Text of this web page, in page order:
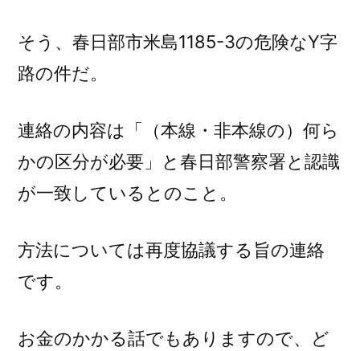
そう、春日部市米島1185-3の危険なY字
路の件だ。
連絡の内容は「（本線・非本線の）何ら
かの区分が必要」と春日部警察署と認識
が一致しているとのこと。
方法については再度協議する旨の連絡
です。
お金のかかる話でもありますので、ど